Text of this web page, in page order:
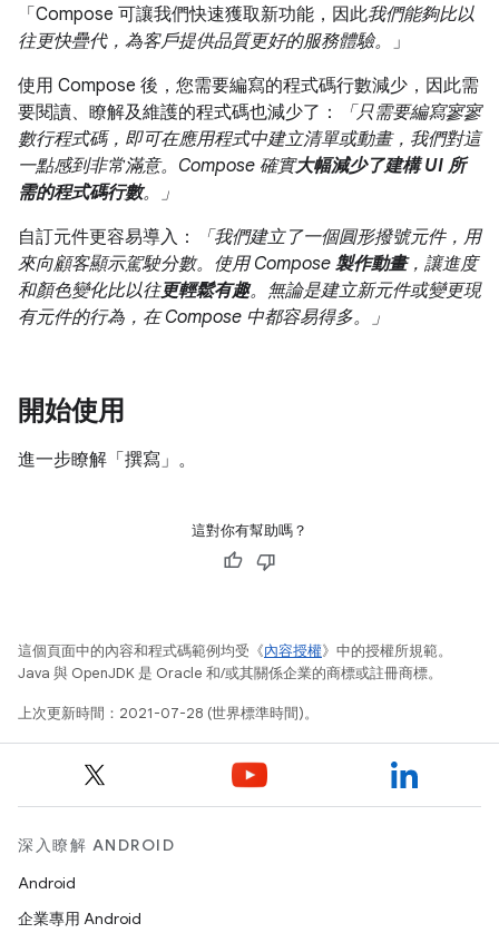
「Compose 可讓我們快速獲取新功能，因此我們能夠比以
往更快疊代，為客戶提供品質更好的服務體驗。 」
使用 Compose 後，您需要編寫的程式碼行數減少，因此需
要閱讀、瞭解及維護的程式碼也減少了：
「只需要編寫寥寥
數行程式碼，即可在應用程式中建立清單或動畫，我們對這
一點感到非常滿意。Compose 確實大幅減少了建構 UI 所
需的程式碼行數。」
自訂元件更容易導入：
「我們建立了一個圓形撥號元件，用
來向顧客顯示駕駛分數。使用 Compose 製作動畫，讓進度
和顏色變化比以往更輕鬆有趣。無論是建立新元件或變更現
有元件的行為，在 Compose 中都容易得多。」
開始使用
進一步瞭解「撰寫」 。
這對你有幫助嗎？
這個頁面中的內容和程式碼範例均受《內容授權》中的授權所規範。
Java 與 OpenJDK 是 Oracle 和/或其關係企業的商標或註冊商標。
上次更新時間：2021-07-28 (世界標準時間)。
深入瞭解 ANDROID
Android
企業專用 Android